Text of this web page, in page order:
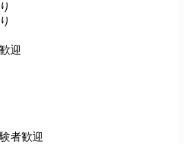
迎
者歓迎